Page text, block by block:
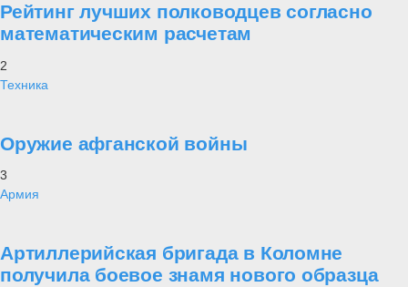
Рейтинг лучших полководцев согласно
математическим расчетам
2
Техника
Оружие афганской войны
3
Армия
Артиллерийская бригада в Коломне
получила боевое знамя нового образца